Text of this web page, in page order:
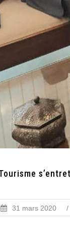
31 mars 2020 /